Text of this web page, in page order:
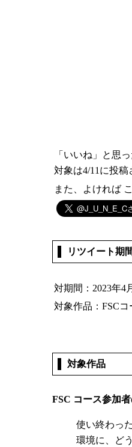
「いいね」と思
対象は4/11に投
また、よければ
リツイート期
対期間：2023年4
対象作品：FSC
対象作品
FSC コース参加
使い終わっ
環境に、ど